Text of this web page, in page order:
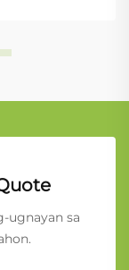
ugnayan sa